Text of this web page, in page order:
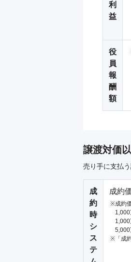
利
益
役
員
報
酬
額
譲渡対価
売り手に支払
成
約
時
シ
ス
テ
成約
成約
1,000
1,000
5,000
「